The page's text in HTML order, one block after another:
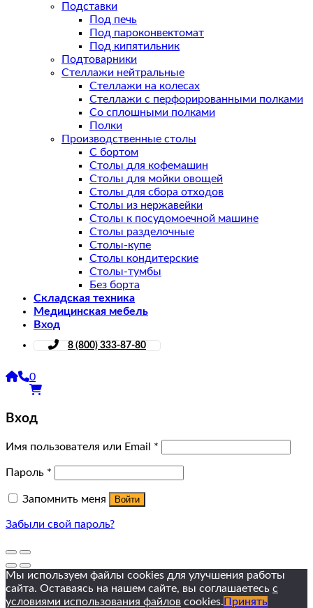
Подставки
Под печь
Под пароконвектомат
Под кипятильник
Подтоварники
Стеллажи нейтральные
Стеллажи на колесах
Стеллажи с перфорированными полками
Со сплошными полками
Полки
Производственные столы
С бортом
Столы для кофемашин
Столы для мойки овощей
Столы для сбора отходов
Столы из нержавейки
Столы к посудомоечной машине
Столы разделочные
Столы-купе
Столы кондитерские
Столы-тумбы
Без борта
Складская техника
Медицинская мебель
Вход
8 (800) 333-87-80
0
Вход
Имя пользователя или Email *
Пароль *
Запомнить меня Войти
Забыли свой пароль?
Мы используем файлы cookies для улучшения работы
сайта. Оставаясь на нашем сайте, вы соглашаетесь с
условиями использования файлов cookies. Принять